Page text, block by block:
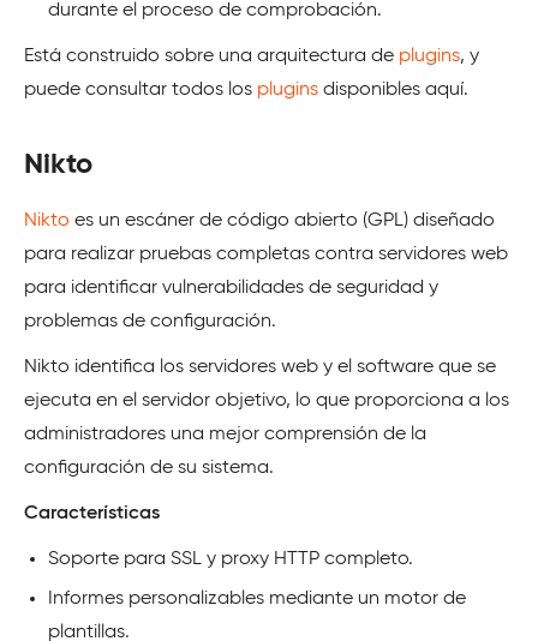
durante el proceso de comprobación.
Está construido sobre una arquitectura de plugins, y
puede consultar todos los plugins disponibles aquí.
Nikto
Nikto es un escáner de código abierto (GPL) diseñado
para realizar pruebas completas contra servidores web
para identificar vulnerabilidades de seguridad y
problemas de configuración.
Nikto identifica los servidores web y el software que se
ejecuta en el servidor objetivo, lo que proporciona a los
administradores una mejor comprensión de la
configuración de su sistema.
Características
Soporte para SSL y proxy HTTP completo.
Informes personalizables mediante un motor de
plantillas.